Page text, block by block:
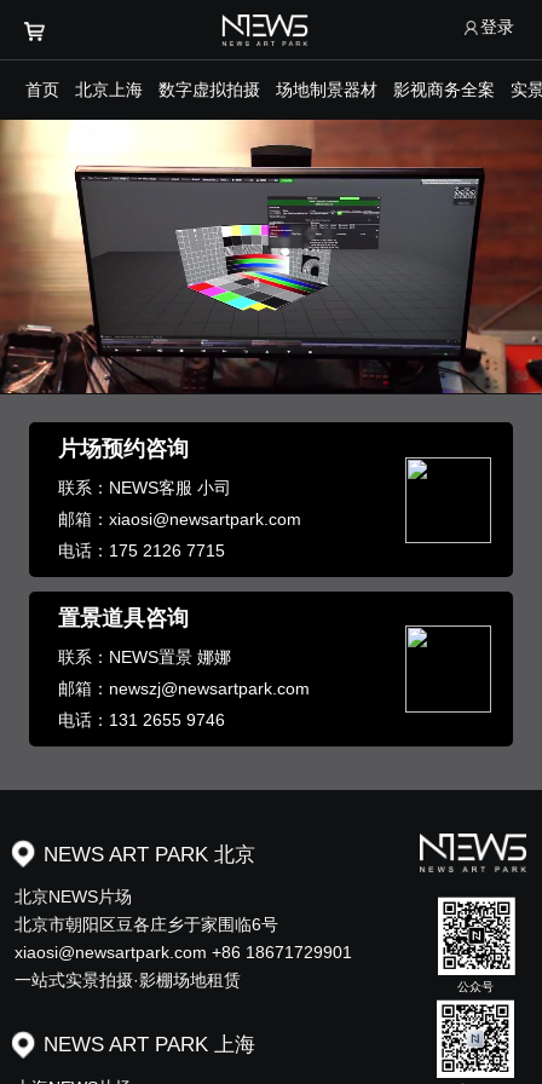
登录
首页 北京上海 数字虚拟拍摄 场地制景器材 影视商务全案 实
片场预约咨询
联系：NEWS客服 小司
邮箱：xiaosi@newsartpark.com
电话：175 2126 7715
置景道具咨询
联系：NEWS置景 娜娜
邮箱：newszj@newsartpark.com
电话：131 2655 9746
NEWS ART PARK 北京
北京NEWS片场
北京市朝阳区豆各庄乡于家围临6号
xiaosi@newsartpark.com +86 18671729901
一站式实景拍摄·影棚场地租赁
NEWS ART PARK 上海
公众号